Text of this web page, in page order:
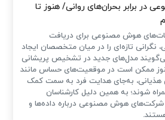
برابر بحران‌های روانی/ هنوز تا
هوش مصنوعی برای دریافت
نگرانی تازه‌ای را در میان متخصصان ایجاد
مدل‌های جدید در تشخیص پریشانی
هنوز ممکن است در موقعیت‌های حساس مانند
هذیانی، به‌جای هدایت فرد به سمت کمک
شوند؛ به همین دلیل کارشناسان
هوش مصنوعی درباره داده‌ها و